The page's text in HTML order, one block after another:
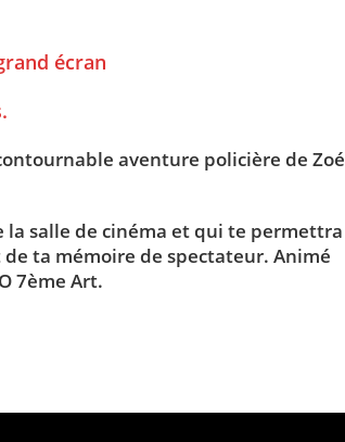
écran
aventure policière de Zoé
la salle de cinéma et qui te permettra
ta mémoire de spectateur. Animé
7ème Art.